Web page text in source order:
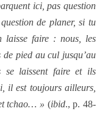
ici, pas question
de planer, si tu
laisse faire : nous, les
de pied au cul jusqu’au
se laissent faire et ils
il est toujours ailleurs,
tchao… » (ibid., p. 48-